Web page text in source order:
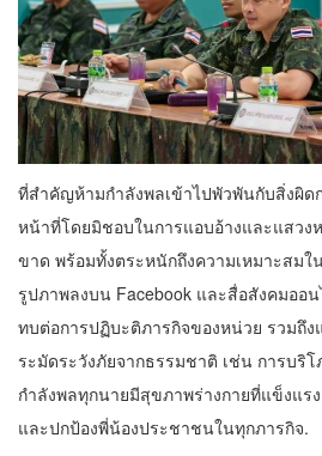
ที่สำคัญห้ามกำลังพลเข้าไปพัวพันกับสิ่งผิด
หน้าที่โดยมิชอบในการแอบอ้างและแสวง
ขาด พร้อมทั้งตระหนักถึงความเหมาะสม
รูปภาพลงบน Facebook และสื่อสังคมออ
ทบต่อการปฏิบะติภารกิจของหน่วย รวมถึง
ระมัดระวังภัยจากธรรมชาติ เช่น การบริ
กำลังพลทุกนายมีสุขภาพร่างกายที่แข็งแร
และปกป้องพี่น้องประชาชนในทุกภารกิจ.